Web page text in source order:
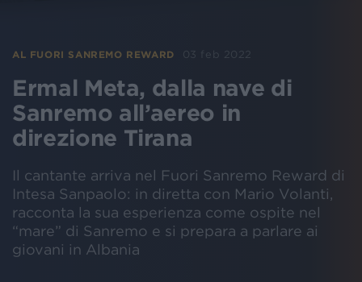
AL FUORI SANREMO REWARD 03 feb 2022
Ermal Meta, dalla nave di
Sanremo all’aereo in
direzione Tirana
Il cantante arriva nel Fuori Sanremo Reward di
Intesa Sanpaolo: in diretta con Mario Volanti,
racconta la sua esperienza come ospite nel
“mare” di Sanremo e si prepara a parlare ai
giovani in Albania